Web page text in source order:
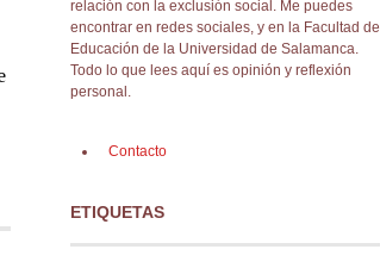
relación con la exclusión social. Me puedes
encontrar en redes sociales, y en la Facultad de
Educación de la Universidad de Salamanca.
Todo lo que lees aquí es opinión y reflexión
personal.
Contacto
ETIQUETAS